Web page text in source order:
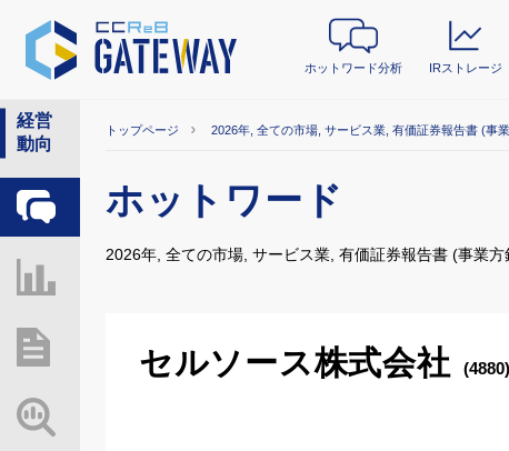
ホットワード分析 IRストレージ
経営
動向
ホットワード分析
総研レポート・分析
トップページ 2026年, 全ての市場, サービス業, 有価証券報告書 (事
ホットワード
2026年, 全ての市場, サービス業, 有価証券報告書 (事業方
セルソース株式会社 (4880)